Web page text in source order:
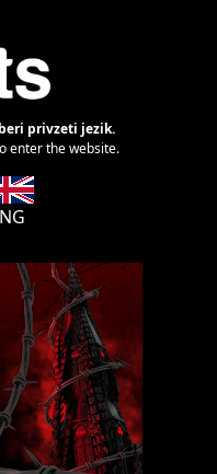
privzeti jezik.
enter the website.